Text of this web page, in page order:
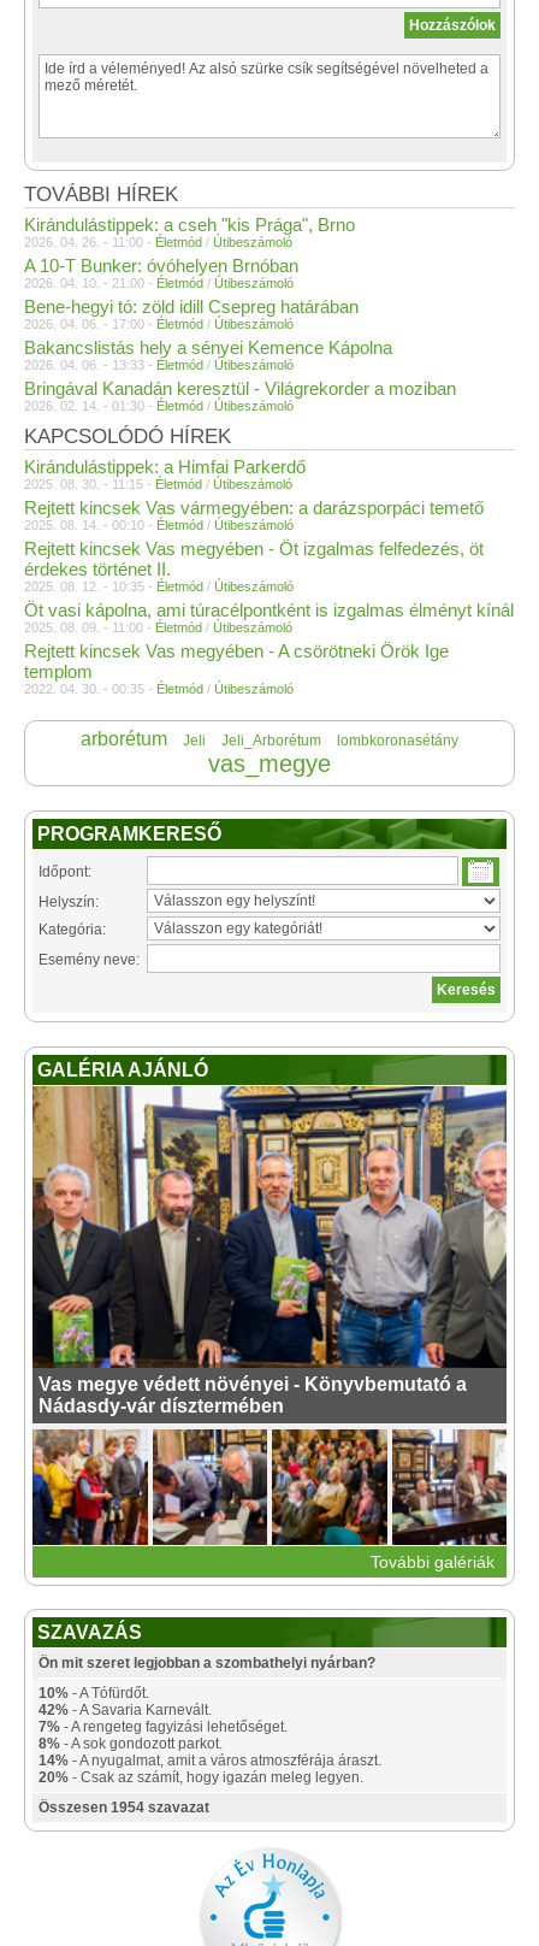
TOVÁBBI HÍREK
Kirándulástippek: a cseh "kis Prága", Brno
2026. 04. 26. - 11:00 - Életmód / Útibeszámoló
A 10-T Bunker: óvóhelyen Brnóban
2026. 04. 10. - 21:00 - Életmód / Útibeszámoló
Bene-hegyi tó: zöld idill Csepreg határában
2026. 04. 06. - 17:00 - Életmód / Útibeszámoló
Bakancslistás hely a sényei Kemence Kápolna
2026. 04. 06. - 13:33 - Életmód / Útibeszámoló
Bringával Kanadán keresztül - Világrekorder a moziban
2026. 02. 14. - 01:30 - Életmód / Útibeszámoló
KAPCSOLÓDÓ HÍREK
Kirándulástippek: a Himfai Parkerdő
2025. 08. 30. - 11:15 - Életmód / Útibeszámoló
Rejtett kincsek Vas vármegyében: a darázsporpáci temető
2025. 08. 14. - 00:10 - Életmód / Útibeszámoló
Rejtett kincsek Vas megyében - Öt izgalmas felfedezés, öt
érdekes történet II.
2025. 08. 12. - 10:35 - Életmód / Útibeszámoló
Öt vasi kápolna, ami túracélpontként is izgalmas élményt kínál
2025. 08. 09. - 11:00 - Életmód / Útibeszámoló
Rejtett kincsek Vas megyében - A csörötneki Örök Ige
templom
2022. 04. 30. - 00:35 - Életmód / Útibeszámoló
arborétum Jeli Jeli_Arborétum lombkoronasétány
vas_megye
PROGRAMKERESŐ
Időpont:
Helyszín:
Kategória:
Esemény neve:
GALÉRIA AJÁNLÓ
Vas megye védett növényei - Könyvbemutató a
Nádasdy-vár dísztermében
További galériák
SZAVAZÁS
Ön mit szeret legjobban a szombathelyi nyárban?
10% - A Tófürdőt.
42% - A Savaria Karnevált.
7% - A rengeteg fagyizási lehetőséget.
8% - A sok gondozott parkot.
14% - A nyugalmat, amit a város atmoszférája áraszt.
20% - Csak az számít, hogy igazán meleg legyen.
Összesen 1954 szavazat